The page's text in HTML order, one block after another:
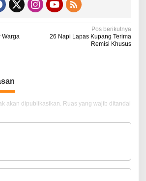
Warga
Pos berikutnya
26 Napi Lapas Kupang Terima
Remisi Khusus
akan dipublikasikan. Ruas yang wajib ditandai